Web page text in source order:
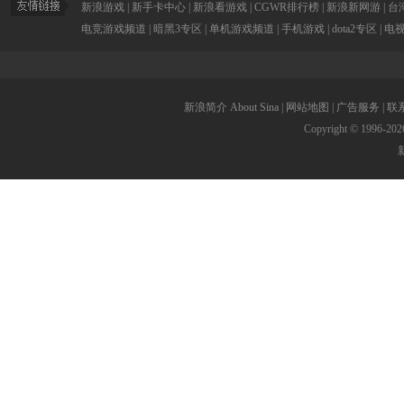
新浪游戏 新手卡中心 新浪看游戏 CGWR排行榜 新浪新网游
台
电竞游戏频道
暗黑3专区 单机游戏频道 手机游戏 dota2专区 电
新浪简介 About Sina 网站地图 广告服务
联
Copyright © 1996-